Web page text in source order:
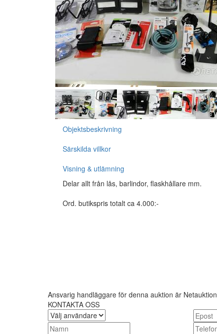
Objektsbeskrivning
Särskilda villkor
Visning & utlämning
Delar allt från lås, barlindor, flaskhållare mm.
Ord. butikspris totalt ca 4.000:-
Ansvarig handläggare för denna auktion är Netauktion
KONTAKTA OSS